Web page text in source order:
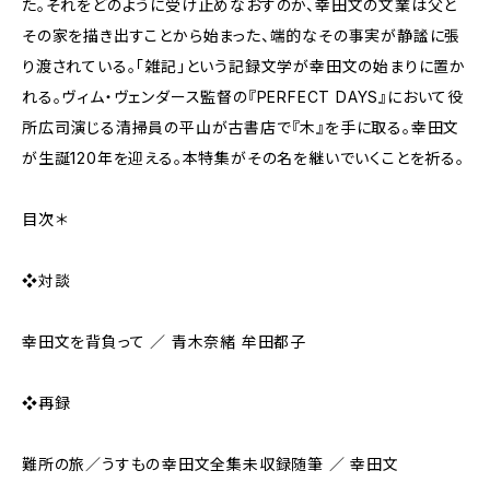
た。それをどのように受け止めなおすのか、幸田文の文業は父と
その家を描き出すことから始まった、端的なその事実が静謐に張
り渡されている。「雑記」という記録文学が幸田文の始まりに置か
れる。ヴィム・ヴェンダース監督の『PERFECT DAYS』において役
所広司演じる清掃員の平山が古書店で『木』を手に取る。幸田文
が生誕120年を迎える。本特集がその名を継いでいくことを祈る。
目次＊
❖対談
幸田文を背負って ／ 青木奈緒 牟田都子
❖再録
難所の旅／うすもの――幸田文全集未収録随筆 ／ 幸田文